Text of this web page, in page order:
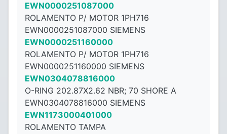
EWN0000251087000
ROLAMENTO P/ MOTOR 1PH716
EWN0000251087000 SIEMENS
EWN0000251160000
ROLAMENTO P/ MOTOR 1PH716
EWN0000251160000 SIEMENS
EWN0304078816000
O-RING 202.87X2.62 NBR; 70 SHORE A
EWN0304078816000 SIEMENS
EWN1173000401000
ROLAMENTO TAMPA